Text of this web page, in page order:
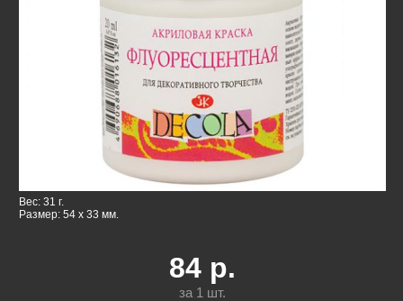
Вес: 31 г.
Размер: 54 x 33 мм.
84 р.
за 1 шт.